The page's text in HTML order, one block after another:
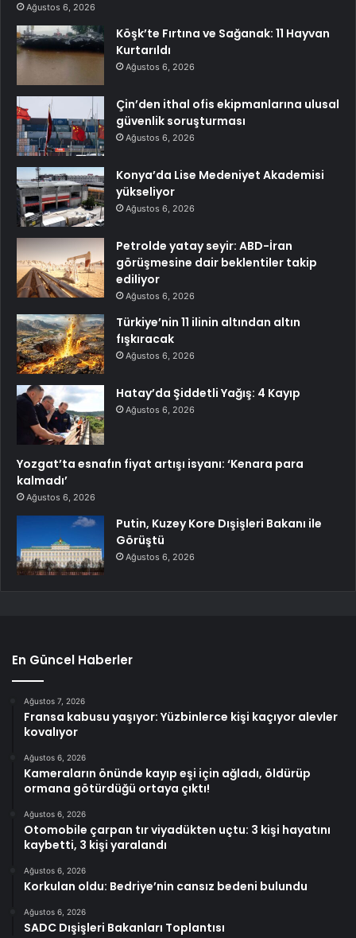
Ağustos 6, 2026
Köşk’te Fırtına ve Sağanak: 11 Hayvan
Kurtarıldı
Ağustos 6, 2026
Çin’den ithal ofis ekipmanlarına ulusal
güvenlik soruşturması
Ağustos 6, 2026
Konya’da Lise Medeniyet Akademisi
yükseliyor
Ağustos 6, 2026
Petrolde yatay seyir: ABD-İran
görüşmesine dair beklentiler takip
ediliyor
Ağustos 6, 2026
Türkiye’nin 11 ilinin altından altın
fışkıracak
Ağustos 6, 2026
Hatay’da Şiddetli Yağış: 4 Kayıp
Ağustos 6, 2026
Yozgat’ta esnafın fiyat artışı isyanı: ‘Kenara para
kalmadı’
Ağustos 6, 2026
Putin, Kuzey Kore Dışişleri Bakanı ile
Görüştü
Ağustos 6, 2026
En Güncel Haberler
Ağustos 7, 2026
Fransa kabusu yaşıyor: Yüzbinlerce kişi kaçıyor alevler
kovalıyor
Ağustos 6, 2026
Kameraların önünde kayıp eşi için ağladı, öldürüp
ormana götürdüğü ortaya çıktı!
Ağustos 6, 2026
Otomobile çarpan tır viyadükten uçtu: 3 kişi hayatını
kaybetti, 3 kişi yaralandı
Ağustos 6, 2026
Korkulan oldu: Bedriye’nin cansız bedeni bulundu
Ağustos 6, 2026
SADC Dışişleri Bakanları Toplantısı